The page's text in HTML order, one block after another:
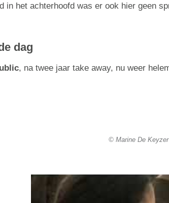
in het achterhoofd was er ook hier geen
dag
, na twee jaar take away, nu weer
© Marine De Keyzer